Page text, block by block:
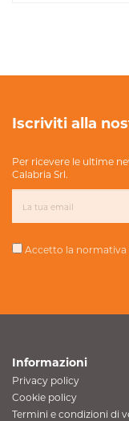
Iscriviti alla
Per ricevere le ultime
Calabria Srl.
Accetto la normativa
Informazioni
Privacy policy
Cookie policy
Termini e condizioni di